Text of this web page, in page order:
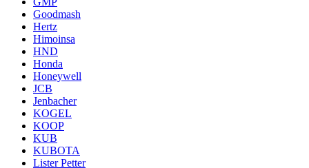
Goodmash
Hertz
Himoinsa
HND
Honda
Honeywell
JCB
Jenbacher
KOGEL
KOOP
KUB
KUBOTA
Lister Petter